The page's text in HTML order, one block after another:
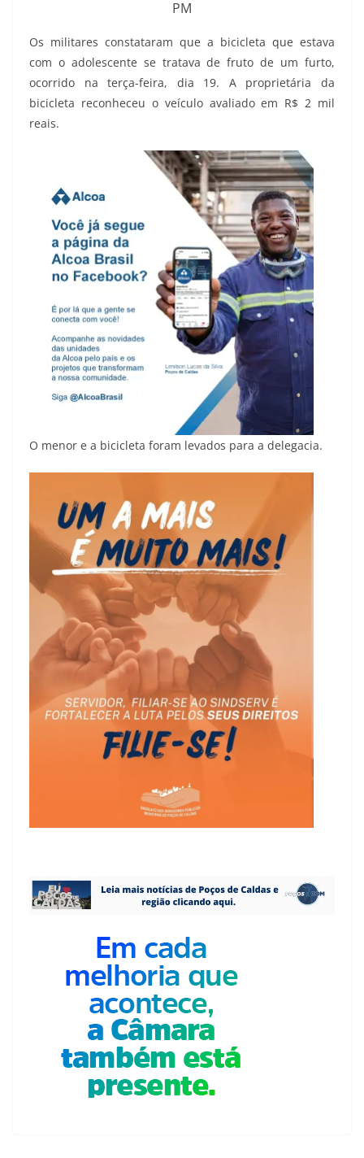
PM
Os militares constataram que a bicicleta que estava
com o adolescente se tratava de fruto de um furto,
ocorrido na terça-feira, dia 19. A proprietária da
bicicleta reconheceu o veículo avaliado em R$ 2 mil
reais.
O menor e a bicicleta foram levados para a delegacia.